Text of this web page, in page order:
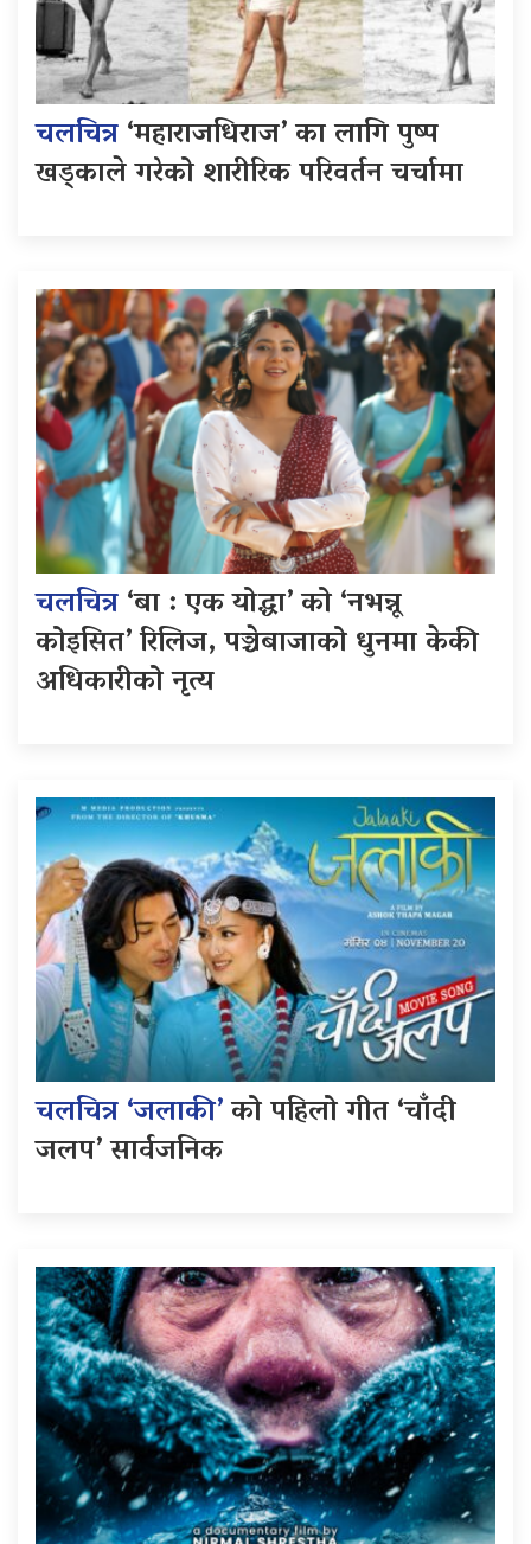
चलचित्र‘महाराजधिराज’ का लागि पुष्प
खड्काले गरेको शारीरिक परिवर्तन चर्चामा
चलचित्र‘बा : एक योद्धा’ को ‘नभन्नू
कोइसित’ रिलिज, पञ्चेबाजाको धुनमा केकी
अधिकारीको नृत्य
चलचित्र ‘जलाकी’को पहिलो गीत ‘चाँदी
जलप’ सार्वजनिक